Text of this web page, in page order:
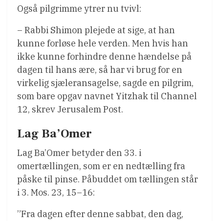
Også pilgrimme ytrer nu tvivl:
– Rabbi Shimon plejede at sige, at han
kunne forløse hele verden. Men hvis han
ikke kunne forhindre denne hændelse på
dagen til hans ære, så har vi brug for en
virkelig sjæleransagelse, sagde en pilgrim,
som bare opgav navnet Yitzhak til Channel
12, skrev Jerusalem Post.
Lag Ba’Omer
Lag Ba’Omer betyder den 33. i
omertællingen, som er en nedtælling fra
påske til pinse. Påbuddet om tællingen står
i 3. Mos. 23, 15–16:
”Fra dagen efter denne sabbat, den dag,